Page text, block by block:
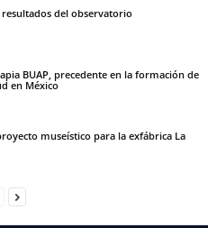
resultados del observatorio
BUAP, precedente en la formación de
en México
museístico para la exfábrica La